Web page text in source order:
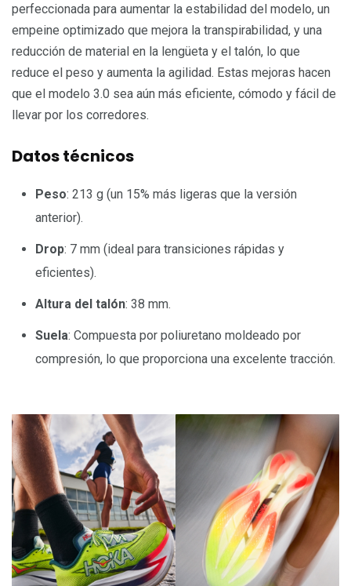
perfeccionada para aumentar la estabilidad del modelo, un
empeine optimizado que mejora la transpirabilidad, y una
reducción de material en la lengüeta y el talón, lo que
reduce el peso y aumenta la agilidad. Estas mejoras hacen
que el modelo 3.0 sea aún más eficiente, cómodo y fácil de
llevar por los corredores.
Datos técnicos
Peso: 213 g (un 15% más ligeras que la versión
anterior).
Drop: 7 mm (ideal para transiciones rápidas y
eficientes).
Altura del talón: 38 mm.
Suela: Compuesta por poliuretano moldeado por
compresión, lo que proporciona una excelente tracción.